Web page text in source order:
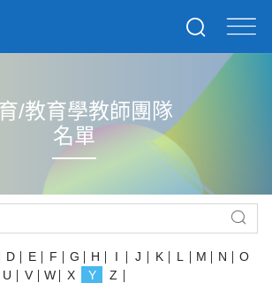
/教育學教師團隊
名單
D E F G H I J K L M N
O
U V W X Y Z